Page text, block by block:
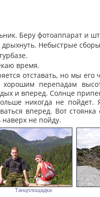
Беру фотоаппарат и
Небыстрые
время.
отставать, но мы
хорошим перепадам
и вперед. Солнце
никогда не
вперед. Вот
не пойду.
Танцплощадка